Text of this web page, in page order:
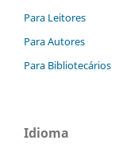
Para Leitores
Para Autores
Para Bibliotecários
Idioma